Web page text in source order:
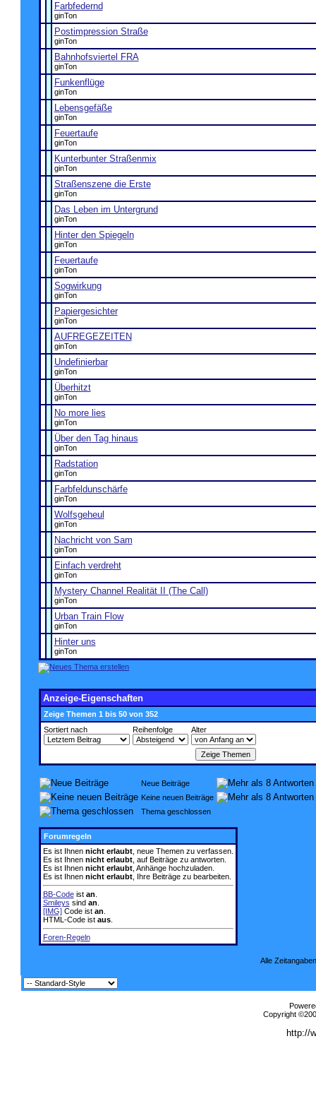
Farbfedernd
ginTon
Postimpression Straße
ginTon
Bahnhofsviertel FRA
ginTon
Funkenflüge
ginTon
Lebensgefäße
ginTon
Feuertaufe
ginTon
Kunterbunter Straßenmix
ginTon
Straßenszene die Erste
ginTon
Das Leben im Untergrund
ginTon
Hinter den Spiegeln
ginTon
Feuertaufe
ginTon
Sogwirkung
ginTon
Papiergesichter
ginTon
AUFREGEZEITEN
ginTon
Undefinierbar
ginTon
Überhitzt
ginTon
No more lies
ginTon
Über den Tag hinaus
ginTon
Radstation
ginTon
Farbfeldunschärfe
ginTon
Wolfsgeheul
ginTon
Nachricht von Sam
ginTon
Einfach verdreht
ginTon
Mystery Channel Realität II (The Call)
ginTon
Urban Train Flow
ginTon
Hinter uns
ginTon
Anzeige-Eigenschaften
Zeige Themen 1 bis 50 von 352
Sortiert nach
Reihenfolge Alter
Neue Beiträge
Keine neuen Beiträge
Thema geschlossen
Forumregeln
Es ist Ihnen nicht erlaubt, neue Themen zu verfassen.
Es ist Ihnen nicht erlaubt, auf Beiträge zu antworten.
Es ist Ihnen nicht erlaubt, Anhänge hochzuladen.
Es ist Ihnen nicht erlaubt, Ihre Beiträge zu bearbeiten.
BB-Codeist an
Smileys sind an
[IMG]Code ist an
HTML-Code ist aus.
Foren-Regeln
Alle
Copyright
http://